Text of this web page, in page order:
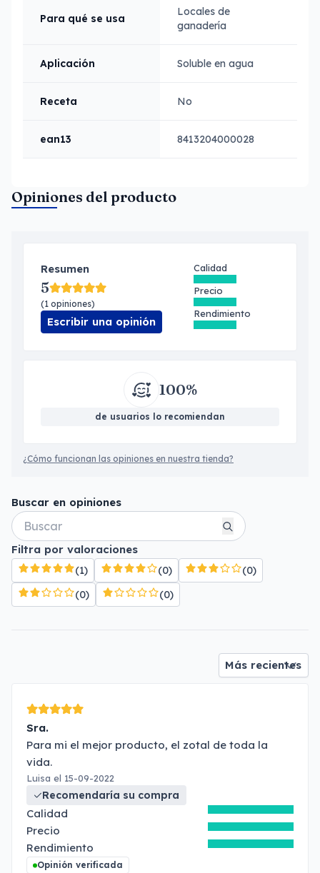
Para qué se usa
Locales de
ganadería
Aplicación Soluble en agua
Receta No
ean13 8413204000028
Opiniones del producto
Resumen
5
(1 opiniones)
Escribir una opinión
Calidad
Precio
Rendimiento
100%
de usuarios lo recomiendan
¿Cómo funcionan las opiniones en nuestra tienda?
Buscar en opiniones
Filtra por valoraciones
(1)
(0)
(0)
(0)
(0)
Sra.
Para mi el mejor producto, el zotal de toda la
vida.
Luisa el 15-09-2022
Recomendaría su compra
Calidad
Precio
Rendimiento
Opinión verificada